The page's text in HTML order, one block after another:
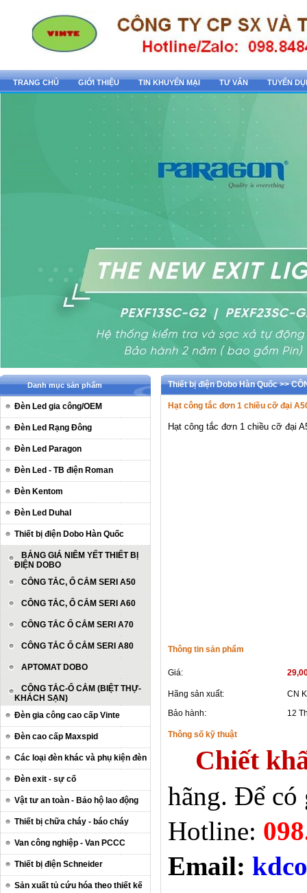
TRANG CHỦ GIỚI THIỆU TIN KHUYẾN MẠI TƯ VẤN TUYỂN
Danh mục sản phẩm
Đèn Led gia công/OEM
Đèn Led Rạng Đông
Đèn Led Paragon
Đèn Led - TB điện Roman
Đèn Kentom
Đèn Led Duhal
Thiết bị điện Dobo Hàn Quốc
BẢNG GIÁ NIÊM YẾT THIẾT BỊ
ĐIỆN DOBO
CÔNG TẮC, Ổ CẮM SERI A50
CÔNG TẮC, Ổ CẮM SERI A60
CÔNG TẮC Ổ CẮM SERI A70
CÔNG TẮC Ổ CẮM SERI A80
APTOMAT DOBO
CÔNG TẮC-Ổ CẮM (BIỆT THỰ-
KHÁCH SẠN)
Đèn gia công cao cấp Vinte
Đèn cao cấp Maxspid
Các loại đèn khác và phụ kiện đèn
Đèn exit - sự cố
Vật tư an toàn - Bảo hộ lao động
Thiết bị chữa cháy - báo cháy
Van công nghiệp - Van PCCC
Thiết bị điện Schneider
Sản xuất tủ cứu hóa theo thiết kế
Thiết bị điện Dobo Hàn Quốc >>
Hạt công tắc đơn 1 chiều cỡ đại
Hạt công tắc đơn 1 chiều cỡ đại
Thông tin sản phẩm
Giá:
Hãng sản xuất:
CN
Bảo hành:
12
Thông số kỹ thuật
Chiết
hãng. Để
Hotline:
Email: